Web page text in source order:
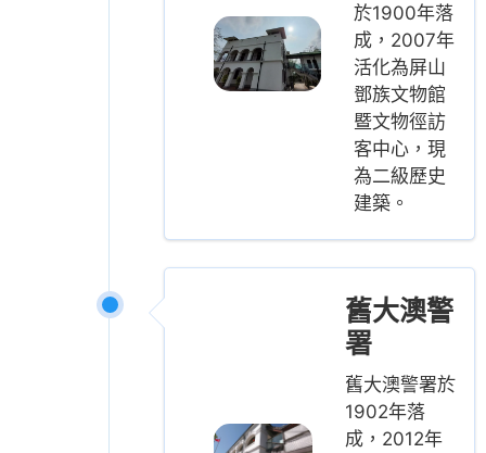
於1900年落
成，2007年
活化為屏山
鄧族文物館
暨文物徑訪
客中心，現
為二級歷史
建築。
舊大澳警
署
舊大澳警署於
1902年落
成，2012年